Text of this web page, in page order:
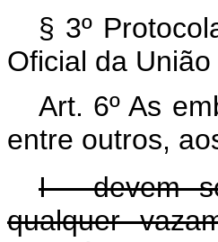
§ 3º
Oficial da
Art. 6º As
entre outros,
I - devem
qualquer